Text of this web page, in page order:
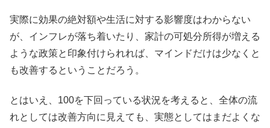
実際に効果の絶対額や生活に対する影響度はわからない
が、インフレが落ち着いたり、家計の可処分所得が増える
ような政策と印象付けられれば、マインドだけは少なくと
も改善するということだろう。
とはいえ、100を下回っている状況を考えると、全体の流
れとしては改善方向に見えても、実態としてはまだよくな